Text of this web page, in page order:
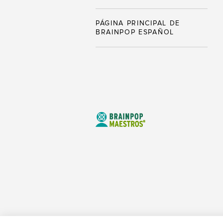
PÁGINA PRINCIPAL DE
BRAINPOP ESPAÑOL